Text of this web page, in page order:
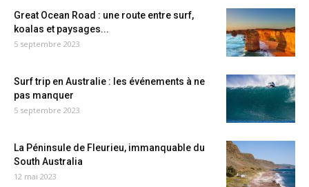
Great Ocean Road : une route entre surf,
koalas et paysages...
5 septembre 2023
Surf trip en Australie : les événements à ne
pas manquer
5 septembre 2023
La Péninsule de Fleurieu, immanquable du
South Australia
12 mai 2023